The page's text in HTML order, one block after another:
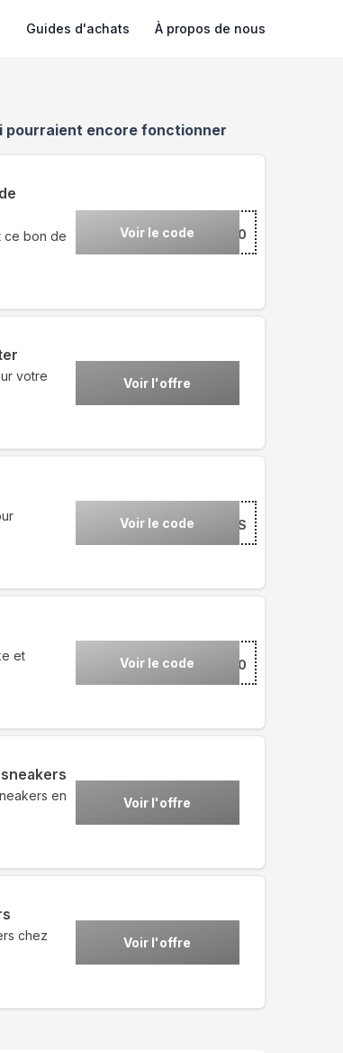
Guides d'achats À propos de nous
pourraient encore fonctionner
ce bon de
Voir le code ***10
votre
Voir l'offre
Voir le code***NCHDAYS
et
Voir le code ***20
en
Voir l'offre
chez
Voir l'offre